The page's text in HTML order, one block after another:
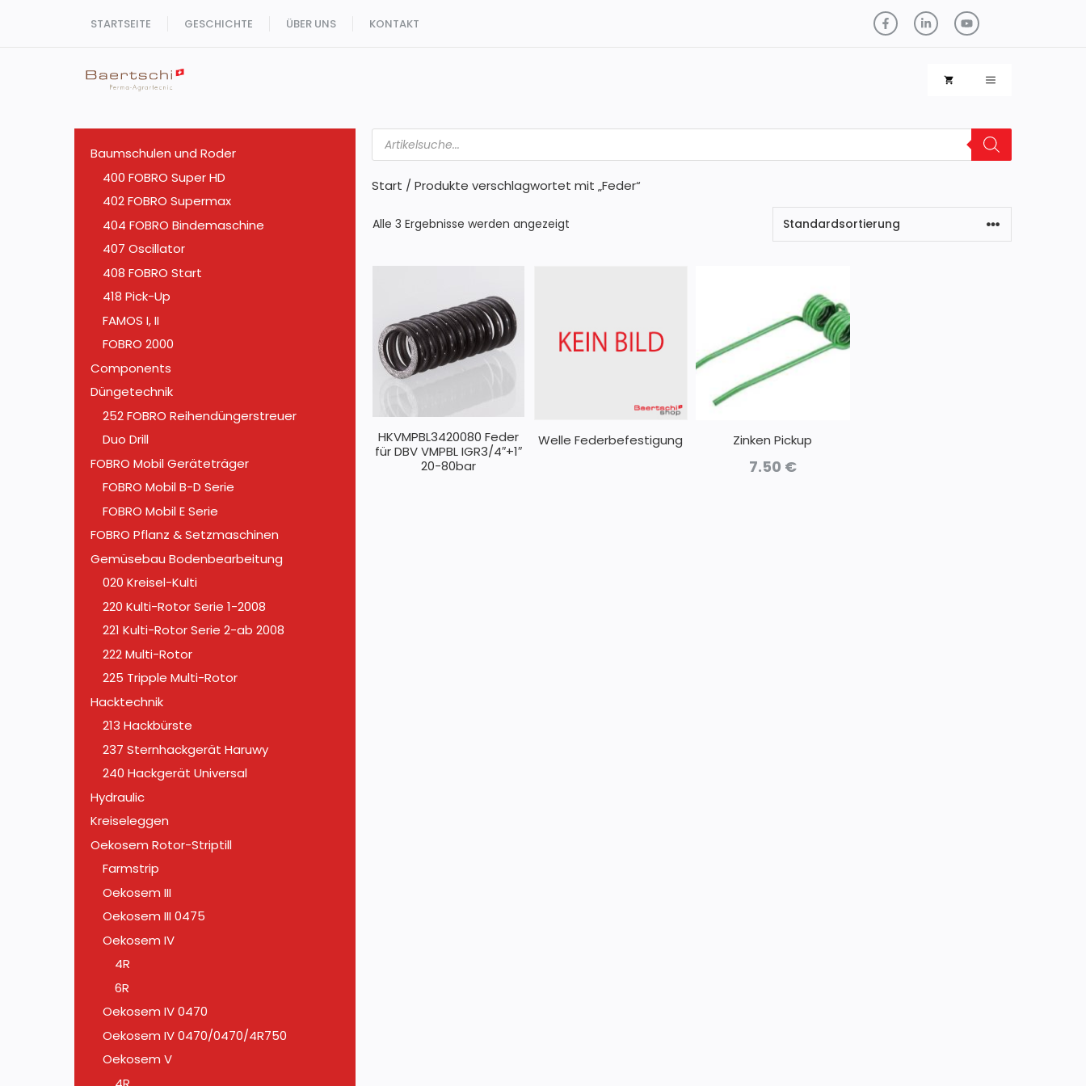
STARTSEITE GESCHICHTE ÜBER UNS KONTAKT
Products
search
Start / Produkte verschlagwortet mit „Feder“
Alle 3 Ergebnisse werden angezeigt
HKVMPBL3420080 Feder
für DBV VMPBL IGR3/4″+1″
20-80bar
Welle Federbefestigung Zinken Pickup
7.50 €
Baumschulen und Roder
400 FOBRO Super HD
402 FOBRO Supermax
404 FOBRO Bindemaschine
407 Oscillator
408 FOBRO Start
418 Pick-Up
FAMOS I, II
FOBRO 2000
Components
Düngetechnik
252 FOBRO Reihendüngerstreuer
Duo Drill
FOBRO Mobil Geräteträger
FOBRO Mobil B-D Serie
FOBRO Mobil E Serie
FOBRO Pflanz & Setzmaschinen
Gemüsebau Bodenbearbeitung
020 Kreisel-Kulti
220 Kulti-Rotor Serie 1-2008
221 Kulti-Rotor Serie 2-ab 2008
222 Multi-Rotor
225 Tripple Multi-Rotor
Hacktechnik
213 Hackbürste
237 Sternhackgerät Haruwy
240 Hackgerät Universal
Hydraulic
Kreiseleggen
Oekosem Rotor-Striptill
Farmstrip
Oekosem III
Oekosem III 0475
Oekosem IV
4R
6R
Oekosem IV 0470
Oekosem IV 0470/0470/4R750
Oekosem V